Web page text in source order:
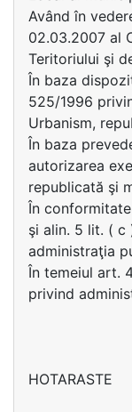
Având în
02.03.2007 al
Teritoriului şi
În baza
525/1996
Urbanism,
În baza
autorizarea
republicată şi
În
şi alin. 5 lit. ( c
administraţia
În temeiul art.
privind
HOTARASTE